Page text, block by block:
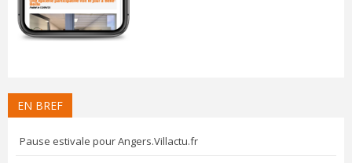
EN BREF
Pause estivale pour Angers.Villactu.fr